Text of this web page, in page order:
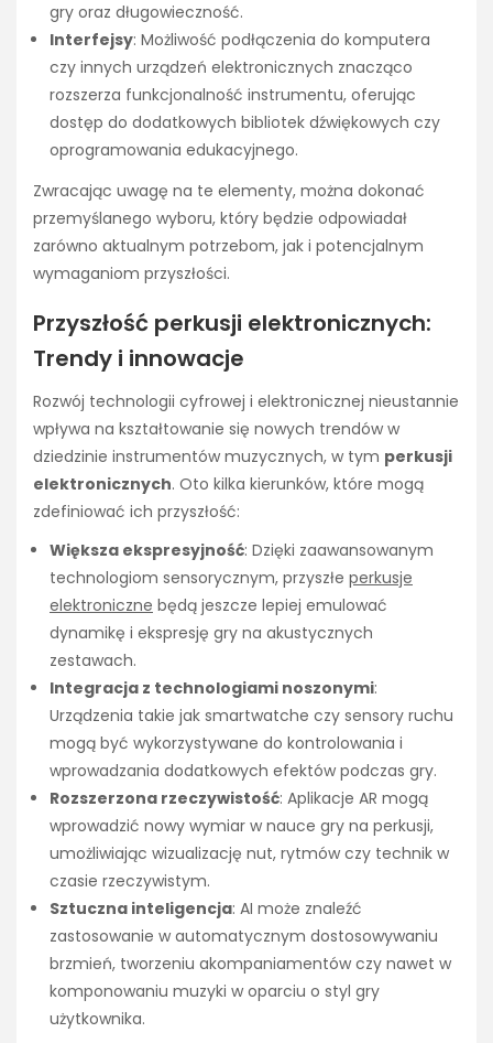
gry oraz długowieczność.
Interfejsy: Możliwość podłączenia do komputera
czy innych urządzeń elektronicznych znacząco
rozszerza funkcjonalność instrumentu, oferując
dostęp do dodatkowych bibliotek dźwiękowych czy
oprogramowania edukacyjnego.
Zwracając uwagę na te elementy, można dokonać
przemyślanego wyboru, który będzie odpowiadał
zarówno aktualnym potrzebom, jak i potencjalnym
wymaganiom przyszłości.
Przyszłość perkusji elektronicznych:
Trendy i innowacje
Rozwój technologii cyfrowej i elektronicznej nieustannie
wpływa na kształtowanie się nowych trendów w
dziedzinie instrumentów muzycznych, w tym perkusji
elektronicznych. Oto kilka kierunków, które mogą
zdefiniować ich przyszłość:
Większa ekspresyjność: Dzięki zaawansowanym
technologiom sensorycznym, przyszłe perkusje
elektroniczne będą jeszcze lepiej emulować
dynamikę i ekspresję gry na akustycznych
zestawach.
Integracja z technologiami noszonymi:
Urządzenia takie jak smartwatche czy sensory ruchu
mogą być wykorzystywane do kontrolowania i
wprowadzania dodatkowych efektów podczas gry.
Rozszerzona rzeczywistość: Aplikacje AR mogą
wprowadzić nowy wymiar w nauce gry na perkusji,
umożliwiając wizualizację nut, rytmów czy technik w
czasie rzeczywistym.
Sztuczna inteligencja: AI może znaleźć
zastosowanie w automatycznym dostosowywaniu
brzmień, tworzeniu akompaniamentów czy nawet w
komponowaniu muzyki w oparciu o styl gry
użytkownika.